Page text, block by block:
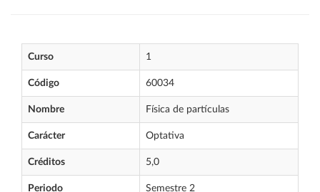
Curso 1
Código 60034
Nombre Física de partículas
Carácter Optativa
Créditos 5,0
Periodo Semestre 2